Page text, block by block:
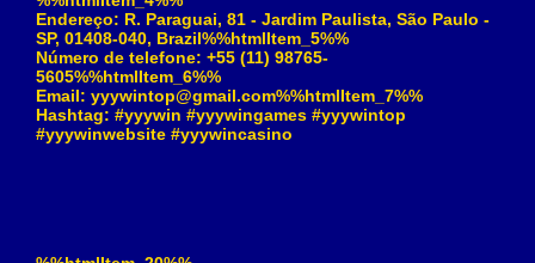
Endereço: R. Paraguai, 81 - Jardim Paulista, São Paulo -
SP, 01408-040, Brazil%%htmlItem_5%%
Número de telefone: +55 (11) 98765-
5605%%htmlItem_6%%
Email: yyywintop@gmail.com%%htmlItem_7%%
Hashtag: #yyywin #yyywingames #yyywintop
#yyywinwebsite #yyywincasino